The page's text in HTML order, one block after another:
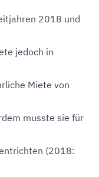
2018 und
jedoch in
Miete von
musste sie für
(2018: